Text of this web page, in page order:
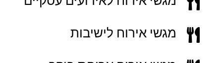
 מגשי אירוח לישיבות